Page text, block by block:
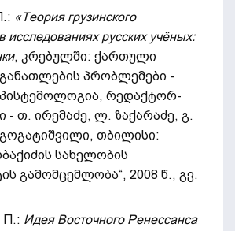
«Теория грузинского
исследованиях русских учёных:
, კრებულში: ქართული
პრობლემები -
რედაქტორ-
- თ. ირემაძე, ლ. ზაქარაძე, გ.
გოგატიშვილი, თბილისი:
სახელობის
გამომცემლობა“, 2008 წ., გვ.
П.: Идея Восточного Ренессанса